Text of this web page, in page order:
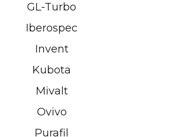
GL-Turbo
Iberospec
Invent
Kubota
Mivalt
Ovivo
Purafil